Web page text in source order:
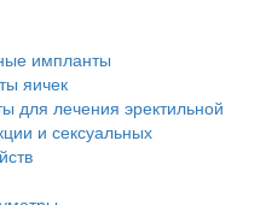
импланты
яичек
для лечения эректильной
и сексуальных